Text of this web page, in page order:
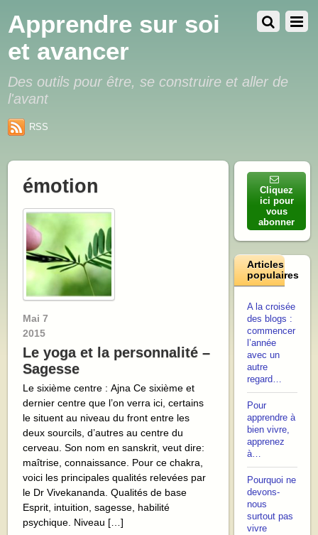
Apprendre sur soi
et avancer
Des outils pour être, se construire et aller de
l'avant
RSS
émotion
Mai 7
2015
Le yoga et la personnalité –
Sagesse
Le sixième centre : Ajna Ce sixième et
dernier centre que l’on verra ici, certains
le situent au niveau du front entre les
deux sourcils, d’autres au centre du
cerveau. Son nom en sanskrit, veut dire:
maîtrise, connaissance. Pour ce chakra,
voici les principales qualités relevées par
le Dr Vivekananda. Qualités de base
Esprit, intuition, sagesse, habilité
psychique. Niveau […]
Cliquez
ici pour
vous
abonner
Articles
populaires
A la croisée
des blogs :
commencer
l’année
avec un
autre
regard…
Pour
apprendre à
bien vivre,
apprenez
à…
Pourquoi ne
devons-
nous
surtout pas
vivre